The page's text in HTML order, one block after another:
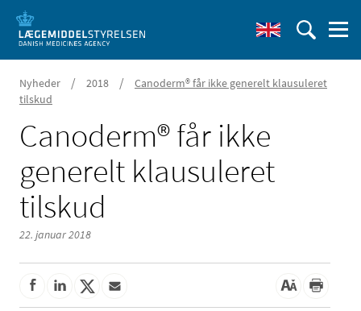
Nyheder / 2018 /
Canoderm® får ikke generelt klausuleret
tilskud
Canoderm® får ikke
generelt klausuleret
tilskud
22. januar 2018